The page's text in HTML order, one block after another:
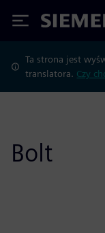
Siemens
Ta strona jest
translatora. Czy
Bolt